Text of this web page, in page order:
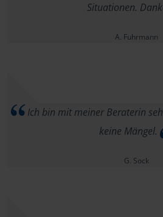
Situationen.
A. Fuhrmann
Ich bin mit meiner Beraterin
keine Mängel.
G. Sock